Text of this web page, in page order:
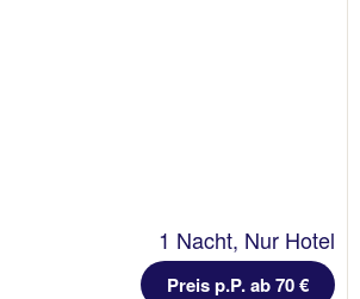
1 Nacht, Nur Hotel
Preis p.P. ab 70 €